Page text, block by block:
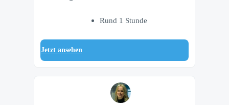
Rund 1 Stunde
Jetzt ansehen